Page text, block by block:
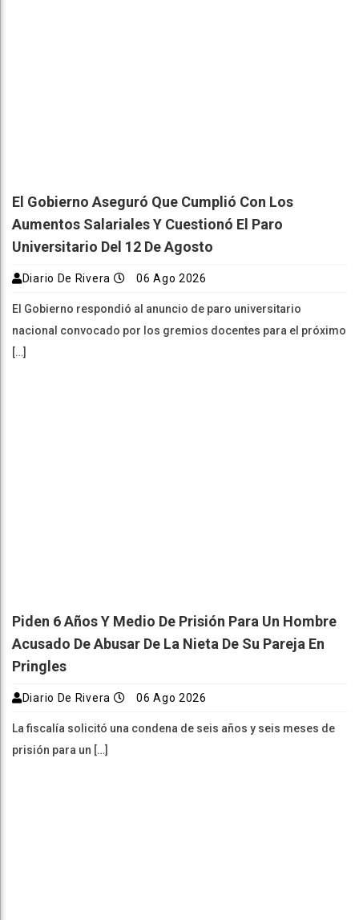
El Gobierno Aseguró Que Cumplió Con Los
Aumentos Salariales Y Cuestionó El Paro
Universitario Del 12 De Agosto
Diario De Rivera 06 Ago 2026
El Gobierno respondió al anuncio de paro universitario
nacional convocado por los gremios docentes para el próximo
[…]
Piden 6 Años Y Medio De Prisión Para Un Hombre
Acusado De Abusar De La Nieta De Su Pareja En
Pringles
Diario De Rivera 06 Ago 2026
La fiscalía solicitó una condena de seis años y seis meses de
prisión para un […]